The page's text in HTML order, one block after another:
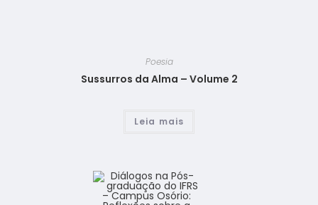
Poesia
Sussurros da Alma – Volume 2
Leia mais